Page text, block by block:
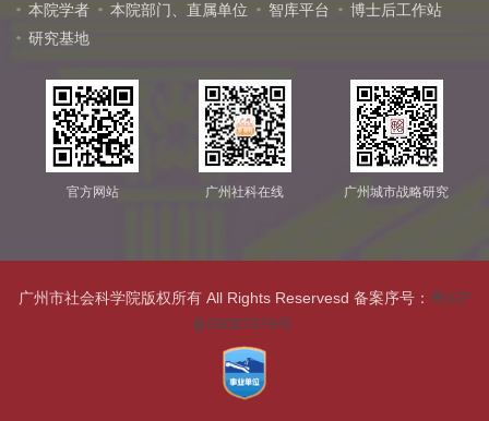
本院学者 本院部门、直属单位 智库平台
博士后工作站
研究基地
官方网站 广州社科在线 广州城市战略研究
广州市社会科学院版权所有 All Rights Reservesd 备案序号： 粤ICP
备05087679号